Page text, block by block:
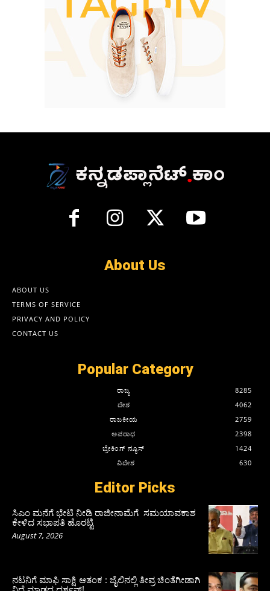
About Us
ABOUT US
TERMS OF SERVICE
PRIVACY AND POLICY
CONTACT US
Popular Category
ರಾಜ್ಯ
8285
ದೇಶ
4062
ರಾಜಕೀಯ
2759
ಅಪರಾಧ
2398
ಬ್ರೇಕಿಂಗ್ ನ್ಯೂಸ್
1424
ವಿದೇಶ
630
Editor Picks
ಸಿಎಂ ಮನೆಗೆ ಭೇಟಿ ನೀಡಿ ರಾಜೀನಾಮೆಗೆ ಸಮಯಾವಕಾಶ
ಕೇಳಿದ ಸಭಾಪತಿ ಹೊರಟ್ಟಿ
August 7, 2026
ನಟನಿಗೆ ಮಾಫಿ ಸಾಕ್ಷಿ ಆತಂಕ : ಜೈಲಿನಲ್ಲಿ ತೀವ್ರ ಚಿಂತೆಗೀಡಾಗಿ